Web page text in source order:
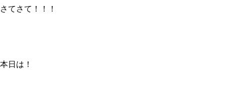
さてさて！！！
本日は！